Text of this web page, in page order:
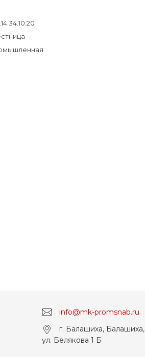
info@mk-promsnab.ru
г. Балашиха, Балашиха,
ул. Белякова 1 Б